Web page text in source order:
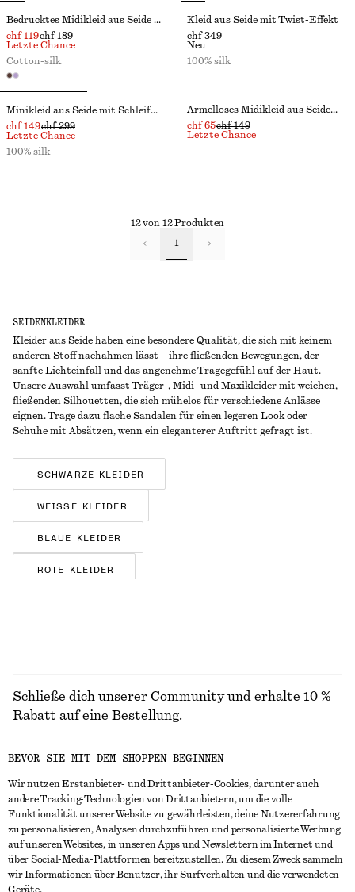
SEIDENKLEIDER
Kleider aus Seide haben eine besondere Qualität, die sich mit keinem
anderen Stoff nachahmen lässt – ihre fließenden Bewegungen, der
sanfte Lichteinfall und das angenehme Tragegefühl auf der Haut.
Unsere Auswahl umfasst Träger-, Midi- und Maxikleider mit weichen,
fließenden Silhouetten, die sich mühelos für verschiedene Anlässe
eignen. Trage dazu flache Sandalen für einen legeren Look oder
Schuhe mit Absätzen, wenn ein eleganterer Auftritt gefragt ist.
SCHWARZE KLEIDER
WEISSE KLEIDER
BLAUE KLEIDER
ROTE KLEIDER
SATINKLEIDER
GESTREIFTE KLEIDER
Bedrucktes Midikleid aus Seide und Baumwolle
chf 119chf 189
Letzte Chance
Cotton-silk
Kleid aus Seide mit Twist-Effekt
chf 349
Neu
100% silk
Minikleid aus Seide mit Schleifenkragen
chf 149chf 299
Letzte Chance
100% silk
Ärmelloses Midikleid aus Seidenmischung
chf 65chf 149
Letzte Chance
12 von 12 Produkten
1
IN KONTAKT TRETEN
Kontakt
Storefinder
Instagram
KUNDENSERVICE
Schließe dich unserer Community und erhalte 10 %
Rabatt auf eine Bestellung.
CREATE ACCOUNT
BEVOR SIE MIT DEM SHOPPEN BEGINNEN
Wir nutzen Erstanbieter- und Drittanbieter-Cookies, darunter auch
andere Tracking-Technologien von Drittanbietern, um die volle
Funktionalität unserer Website zu gewährleisten, deine Nutzererfahrung
zu personalisieren, Analysen durchzuführen und personalisierte Werbung
auf unseren Websites, in unseren Apps und Newslettern im Internet und
über Social-Media-Plattformen bereitzustellen. Zu diesem Zweck sammeln
wir Informationen über Benutzer, ihr Surfverhalten und die verwendeten
Geräte.